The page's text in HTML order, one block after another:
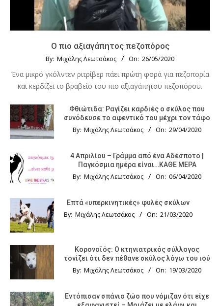
Ο πιο αξιαγάπητος πεζοπόρος
By: Μιχάλης Λεωτσάκος On: 26/05/2020
Ένα μικρό γκόλντεν ριτρίβερ πάει πρώτη φορά για πεζοπορία
και κερδίζει το βραβείο του πιο αξιαγάπητου πεζοπόρου.
Φθιώτιδα: Ραγίζει καρδιές ο σκύλος που
συνόδευσε το αφεντικό του μέχρι τον τάφο
By: Μιχάλης Λεωτσάκος On: 29/04/2020
4 Απριλίου – Γράμμα από ένα Αδέσποτο |
Παγκόσμια ημέρα είναι…ΚΑΘΕ ΜΕΡΑ
By: Μιχάλης Λεωτσάκος On: 06/04/2020
Επτά «υπερκινητικές» φυλές σκύλων
By: Μιχάλης Λεωτσάκος On: 21/03/2020
Κορονοϊός: Ο κτηνιατρικός σύλλογος
τονίζει ότι δεν πέθανε σκύλος λόγω του ιού
By: Μιχάλης Λεωτσάκος On: 19/03/2020
Εντόπισαν σπάνιο ζώο που νόμιζαν ότι είχε